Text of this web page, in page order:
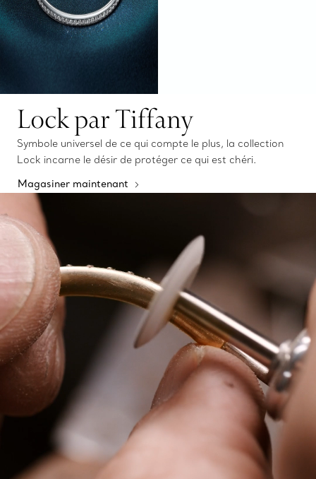
Lock par Tiffany
Symbole universel de ce qui compte le plus, la collection
Lock incarne le désir de protéger ce qui est chéri.
Magasiner maintenant